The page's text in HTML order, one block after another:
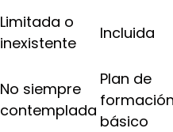
Limitada o
inexistente
Incluida
No siempre
contemplada
Plan de
básico